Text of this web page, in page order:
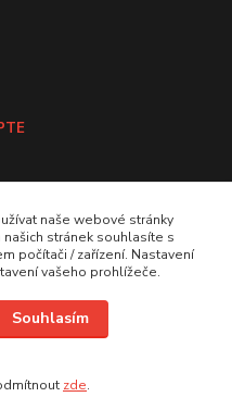
tlumiče
2026
naše webové stránky
stránek souhlasíte s
počítači / zařízení. Nastavení
vašeho prohlížeče.
Souhlasím
zde.